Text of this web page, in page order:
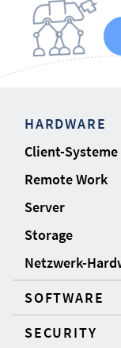
HARDWARE
Client-Systeme
Remote Work
Server
Storage
Netzwerk-
SOFTWARE
SECURITY